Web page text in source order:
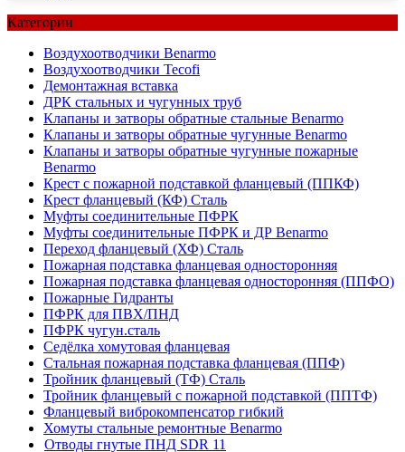
Категории
Воздухоотводчики Benarmo
Воздухоотводчики Tecofi
Демонтажная вставка
ДРК стальных и чугунных труб
Клапаны и затворы обратные стальные Benarmo
Клапаны и затворы обратные чугунные Benarmo
Клапаны и затворы обратные чугунные пожарные
Benarmo
Крест с пожарной подставкой фланцевый (ППКФ)
Крест фланцевый (КФ) Сталь
Муфты соединительные ПФРК
Муфты соединительные ПФРК и ДР Benarmo
Переход фланцевый (ХФ) Сталь
Пожарная подставка фланцевая односторонняя
Пожарная подставка фланцевая односторонняя (ППФО)
Пожарные Гидранты
ПФРК для ПВХ/ПНД
ПФРК чугун.сталь
Седёлка хомутовая фланцевая
Стальная пожарная подставка фланцевая (ППФ)
Тройник фланцевый (ТФ) Сталь
Тройник фланцевый с пожарной подставкой (ППТФ)
Фланцевый виброкомпенсатор гибкий
Хомуты стальные ремонтные Benarmo
Отводы гнутые ПНД SDR 11